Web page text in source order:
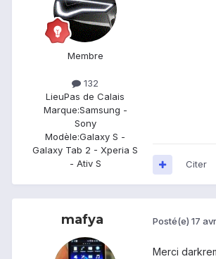
Membre
132
LieuPas de Calais
Marque:Samsung -
Sony
Modèle:Galaxy S -
Galaxy Tab 2 - Xperia S
- Ativ S
Citer
mafya Posté(e) 17
Merci